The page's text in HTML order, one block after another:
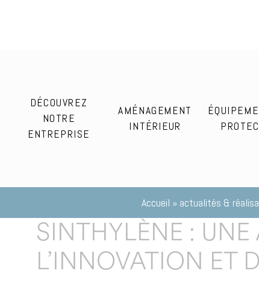
DÉCOUVREZ
NOTRE
ENTREPRISE
AMÉNAGEMENT
INTÉRIEUR
Accueil » actualités &
SINTHYLÈNE :
L’INNOVATION ET